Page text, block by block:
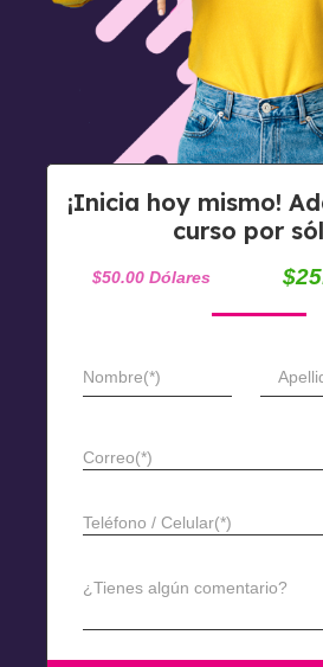
¡Inicia hoy mismo!
curso por
$50.00 Dólares
Nombre(*)
Correo(*)
Teléfono / Celular(*)
¿Tienes algún comentario?